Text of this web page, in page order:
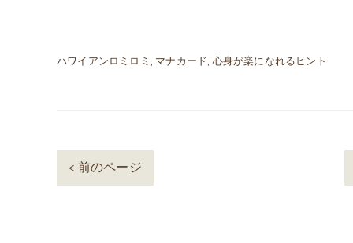
ハワイアンロミロミ マナカード 心身が楽になれるヒント
< 前のページ